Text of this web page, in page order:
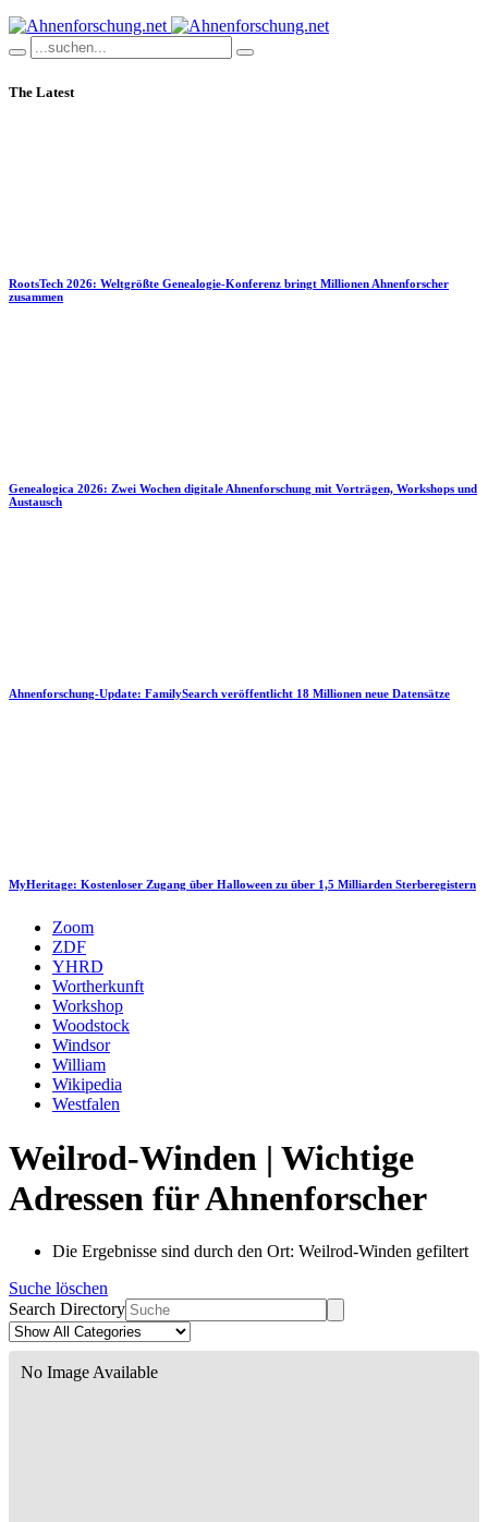
The Latest
RootsTech 2026: Weltgrößte Genealogie-Konferenz bringt Millionen Ahnenforscher
zusammen
Genealogica 2026: Zwei Wochen digitale Ahnenforschung mit Vorträgen, Workshops und
Austausch
Ahnenforschung-Update: FamilySearch veröffentlicht 18 Millionen neue Datensätze
MyHeritage: Kostenloser Zugang über Halloween zu über 1,5 Milliarden Sterberegistern
Zoom
ZDF
YHRD
Wortherkunft
Workshop
Woodstock
Windsor
William
Wikipedia
Westfalen
Weilrod-Winden | Wichtige
Adressen für Ahnenforscher
Die Ergebnisse sind durch den Ort: Weilrod-Winden gefiltert
Suche löschen
Search Directory
No Image Available